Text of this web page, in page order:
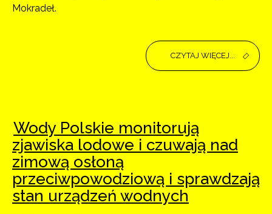
Mokradeł.
CZYTAJ WIĘCEJ...
Wody Polskie monitorują
zjawiska lodowe i czuwają nad
zimową osłoną
przeciwpowodziową i sprawdzają
stan urządzeń wodnych